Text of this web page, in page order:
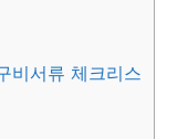
비서류 체크리스